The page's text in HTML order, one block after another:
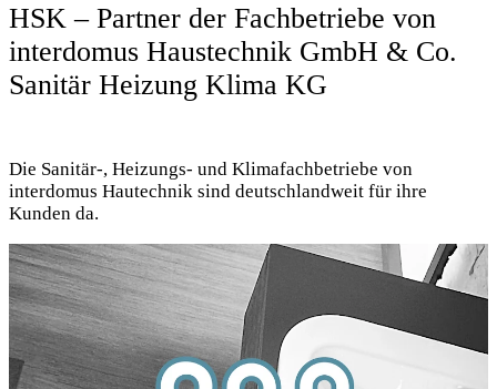
HSK – Partner der Fachbetriebe von
interdomus Haustechnik GmbH & Co.
Sanitär Heizung Klima KG
Die Sanitär-, Heizungs- und Klimafachbetriebe von
interdomus Hautechnik sind deutschlandweit für ihre
Kunden da.